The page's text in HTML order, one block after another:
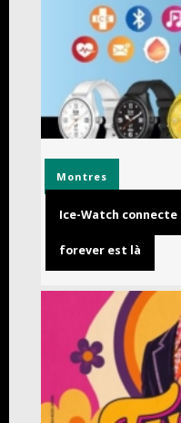
Montres
Ice-Watch connecte
forever est là